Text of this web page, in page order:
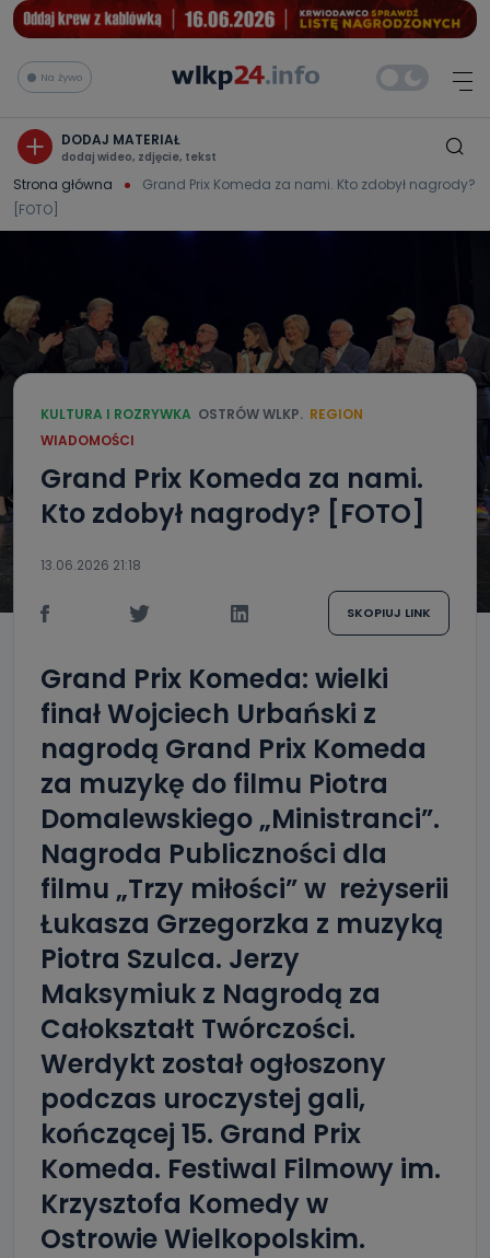
Na żywo
DODAJ MATERIAŁ
dodaj wideo, zdjęcie, tekst
Strona główna
Grand Prix Komeda za nami. Kto zdobył nagrody?
[FOTO]
KULTURA I ROZRYWKA OSTRÓW WLKP. REGION
WIADOMOŚCI
Grand Prix Komeda za nami.
Kto zdobył nagrody? [FOTO]
13.06.2026 21:18
SKOPIUJ LINK
Grand Prix Komeda: wielki
finał Wojciech Urbański z
nagrodą Grand Prix Komeda
za muzykę do filmu Piotra
Domalewskiego „Ministranci”.
Nagroda Publiczności dla
filmu „Trzy miłości” w reżyserii
Łukasza Grzegorzka z muzyką
Piotra Szulca. Jerzy
Maksymiuk z Nagrodą za
Całokształt Twórczości.
Werdykt został ogłoszony
podczas uroczystej gali,
kończącej 15. Grand Prix
Komeda. Festiwal Filmowy im.
Krzysztofa Komedy w
Ostrowie Wielkopolskim.